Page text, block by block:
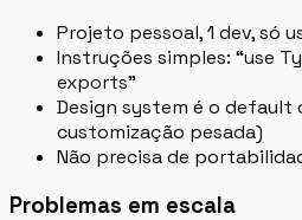
Projeto pessoal, 1 dev, só
Instruções simples: “use
exports”
Design system é o default
customização pesada)
Não precisa de
Problemas em escala